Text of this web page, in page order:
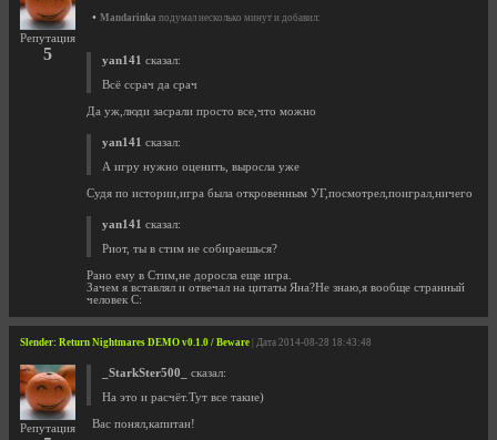
Репутация
5
• Mandarinka подумал несколько минут и добавил:
yan141 сказал:
Всё ссрач да срач
Да уж,люди засрали просто все,что можно
yan141 сказал:
А игру нужно оценить, выросла уже
Судя по истории,игра была откровенным УГ,посмотрел,поиграл,ничего
yan141 сказал:
Риот, ты в стим не собираешься?
Рано ему в Стим,не доросла еще игра.
Зачем я вставлял и отвечал на цитаты Яна?Не знаю,я вообще странный
человек С:
Slender: Return Nightmares DEMO v0.1.0 / Beware | Дата 2014-08-28 18:43:48
Репутация
_StarkSter500_
сказал:
На это и расчёт.Тут все такие)
Вас понял,капитан!